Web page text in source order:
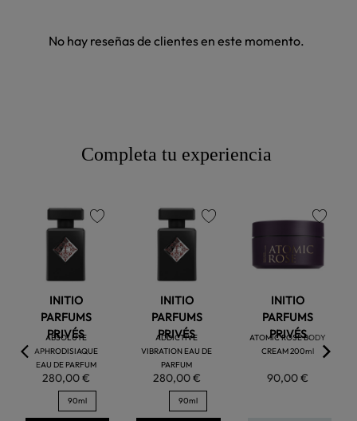
No hay reseñas de clientes en este momento.
Completa tu experiencia
INITIO
PARFUMS
PRIVÉS
ABSOLUTE
APHRODISIAQUE
EAU DE PARFUM
280,00 €
90ml
INITIO
PARFUMS
PRIVÉS
ADDICTIVE
VIBRATION EAU DE
PARFUM
280,00 €
90ml
INITIO
PARFUMS
PRIVÉS
ATOMIC ROSE BODY
CREAM 200ml
90,00 €